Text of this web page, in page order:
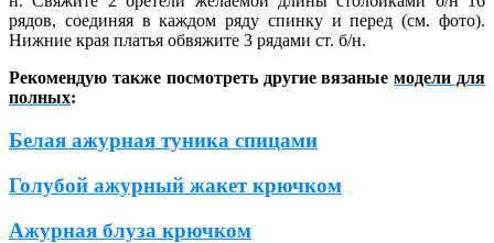
рядов, соединяя в каждом ряду спинку и перед (см. фото).
Нижние края платья обвяжите 3 рядами ст. б/н.
Рекомендую также посмотреть другие вязаныемодели для
полных:
Белая ажурная туника спицами
Голубой ажурный жакет крючком
Ажурная блуза крючком